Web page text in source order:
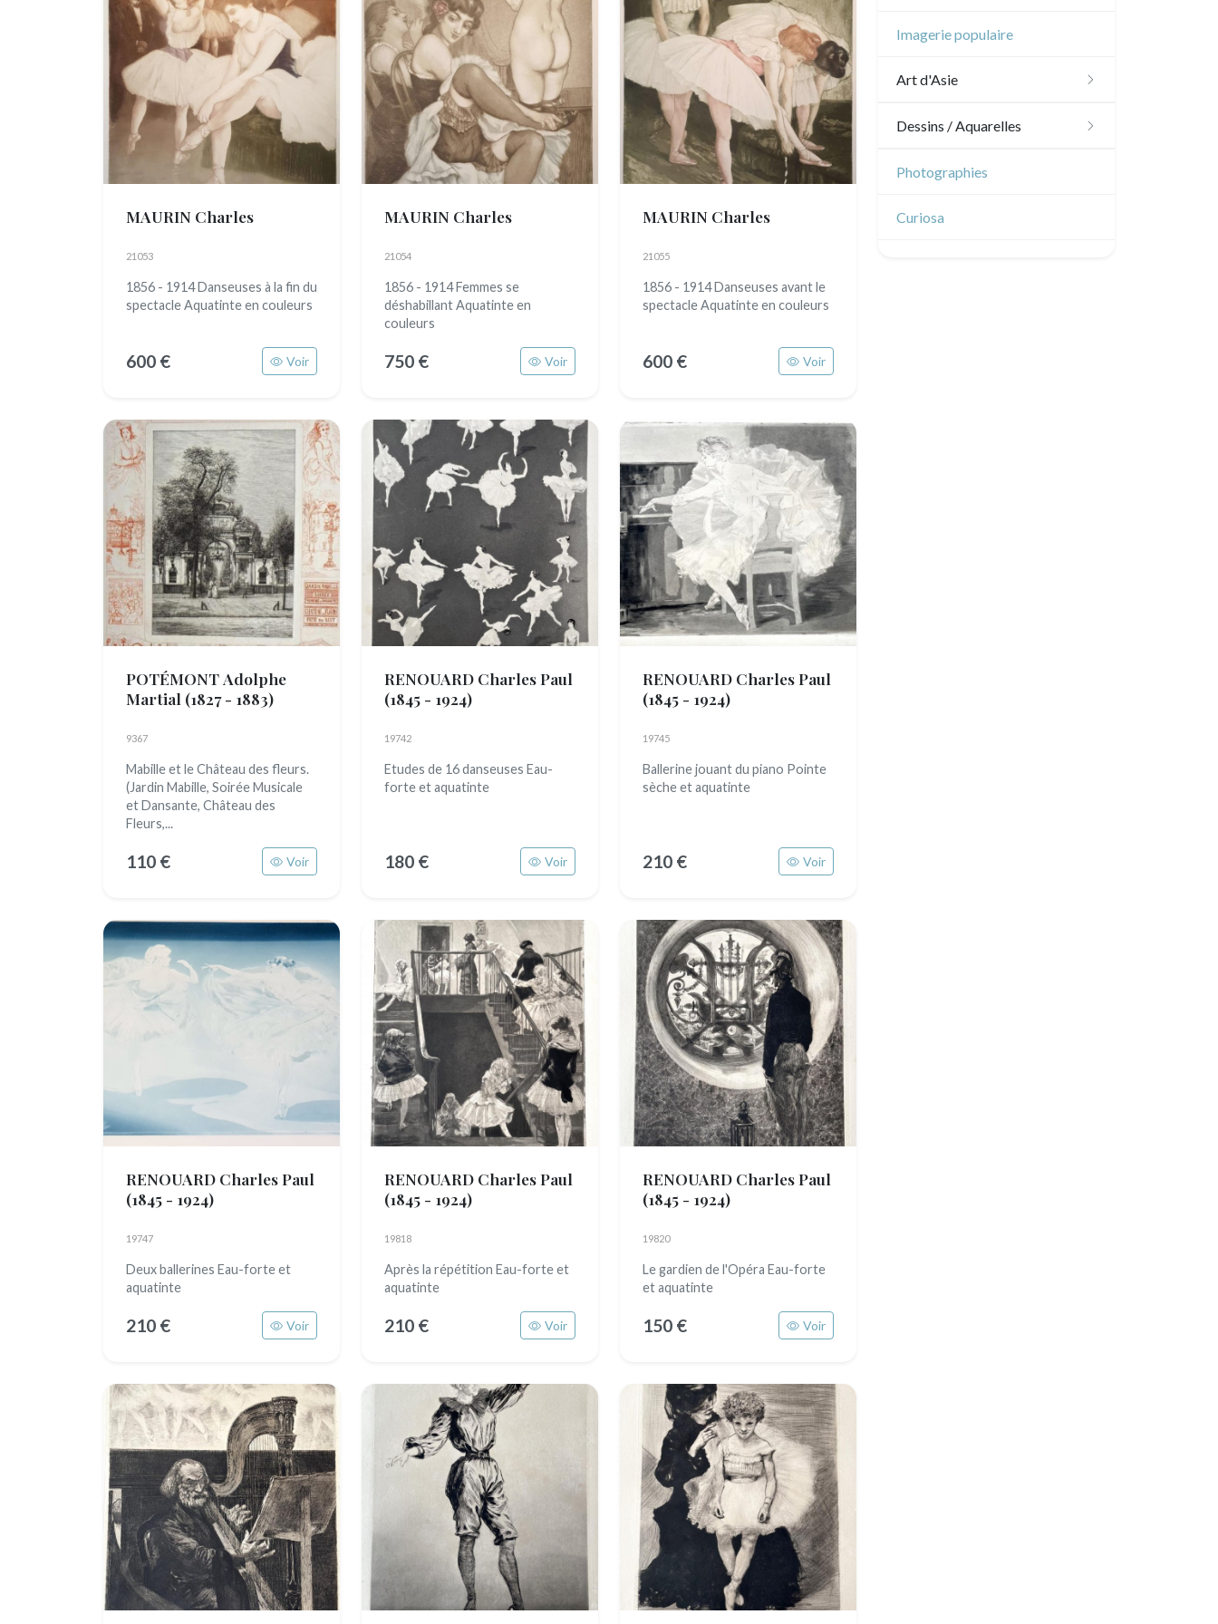
MAURIN Charles
21053
1856 - 1914 Danseuses à la fin du
spectacle Aquatinte en couleurs
600 € Voir
MAURIN Charles
21054
1856 - 1914 Femmes se
déshabillant Aquatinte en
couleurs
750 € Voir
MAURIN Charles
21055
1856 - 1914 Danseuses avant le
spectacle Aquatinte en couleurs
600 € Voir
POTÉMONT Adolphe
Martial (1827 - 1883)
9367
Mabille et le Château des fleurs.
(Jardin Mabille, Soirée Musicale
et Dansante, Château des
Fleurs,...
110 € Voir
RENOUARD Charles Paul
(1845 - 1924)
19742
Etudes de 16 danseuses Eau-
forte et aquatinte
180 € Voir
RENOUARD Charles Paul
(1845 - 1924)
19745
Ballerine jouant du piano Pointe
sèche et aquatinte
210 € Voir
RENOUARD Charles Paul
(1845 - 1924)
19747
Deux ballerines Eau-forte et
aquatinte
210 € Voir
RENOUARD Charles Paul
(1845 - 1924)
19818
Après la répétition Eau-forte et
aquatinte
210 € Voir
RENOUARD Charles Paul
(1845 - 1924)
19820
Le gardien de l'Opéra Eau-forte
et aquatinte
150 € Voir
Pôles Nord/Sud
Egypte
Imagerie populaire
Art d'Asie
Dessins japonais
Dessins / Aquarelles
Émile Sulpis (dessins)
Photographies
Curiosa